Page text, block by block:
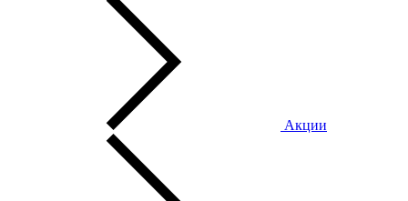
Акции